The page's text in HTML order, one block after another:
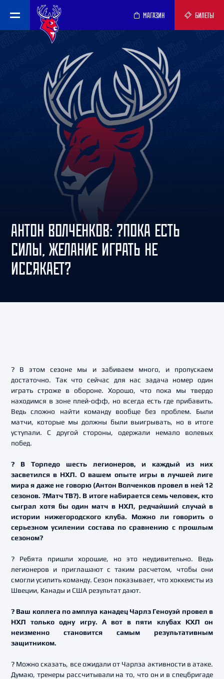
МАГАЗИН БИЛЕТЫ
АНТОН ВОЛЧЕНКОВ: ?ПОКА ЕСТЬ
СИЛЫ, ЖЕЛАНИЕ ИГРАТЬ НЕ
ИССЯКАЕТ?
? В этом сезоне мы и забиваем много, и пропускаем
достаточно. Так что сейчас для нас задача номер один
играть строже в обороне. Хорошо, что пока мы твердо
находимся в зоне плей-офф, но всегда есть где прибавить.
Ведь сложно найти команду вообще без проблем. Были
матчи, которые мы должны были выигрывать, но в итоге
уступали. С другой стороны, одержали немало волевых
побед.
? В Торпедо шесть легионеров, и каждый из них
засветился в НХЛ. О вашем опыте игры в лучшей лиге
мира я даже не говорю (Антон Волченков провел в ней 12
сезонов. ?Матч ТВ?). В итоге набирается семь человек, кто
сыграл хотя бы один матч в НХЛ, редчайший случай в
истории нижегородского клуба. Можно ли говорить о
серьезном усилении состава по сравнению с прошлым
сезоном?
? Ребята пришли хорошие, но это неудивительно. Ведь
легионеров и приглашают с таким расчетом, чтобы они
смогли усилить команду. Сезон показывает, что хоккеисты из
Швеции, Канады и США результат дают.
? Ваш коллега по амплуа канадец Чарлз Геноуэй провел в
НХЛ только одну игру. А вот в пяти клубах КХЛ он
неизменно становится самым результативным
защитником.
? Можно сказать, все ожидали от Чарлза активности в атаке.
Думаю, тренеры рассчитывали на то, что он и в спецбригаде